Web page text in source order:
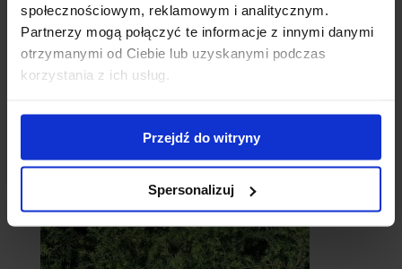
społecznościowym, reklamowym i analitycznym.
Partnerzy mogą połączyć te informacje z innymi danymi
otrzymanymi od Ciebie lub uzyskanymi podczas
korzystania z ich usług.
Przejdź do witryny
Spersonalizuj
Cebule